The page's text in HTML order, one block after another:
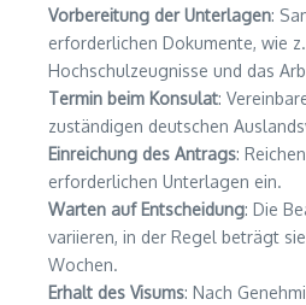
Vorbereitung der Unterlagen:
erforderlichen Dokumente, wie
Hochschulzeugnisse und das
Termin beim Konsulat:
zuständigen deutschen
Einreichung des Antrags:
erforderlichen Unterlagen ein.
Warten auf Entscheidung: Die
variieren, in der Regel beträgt
Wochen.
Erhalt des Visums: Nach